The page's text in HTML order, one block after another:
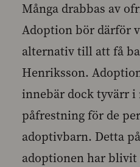
Många drabbas av
Adoption bör därför
alternativ till att få
Henriksson.
innebär dock tyvärr i
påfrestning för de
adoptivbarn. Detta
adoptionen har blivit